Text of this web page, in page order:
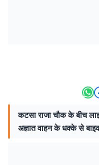
कटसा राजा चौक के बीच
अज्ञात वाहन के धक्के से